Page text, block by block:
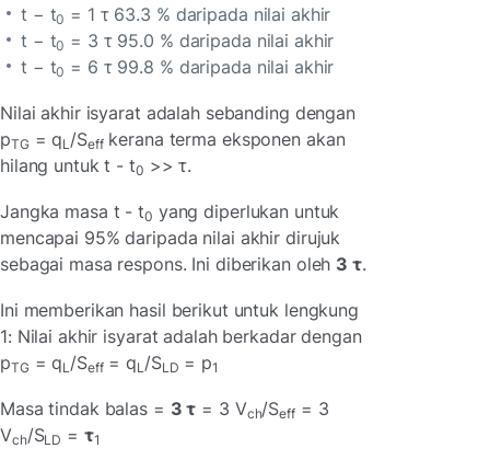
t − t0 = 1 τ 63.3 % daripada nilai akhir
t − t0 = 3 τ 95.0 % daripada nilai akhir
t − t0 = 6 τ 99.8 % daripada nilai akhir
Nilai akhir isyarat adalah sebanding dengan
pTG= qL/Seffkerana terma eksponen akan
hilang untuk t - t0 >> τ.
Jangka masa t - t0 yang diperlukan untuk
mencapai 95% daripada nilai akhir dirujuk
sebagai masa respons. Ini diberikan oleh 3 τ.
Ini memberikan hasil berikut untuk lengkung
1: Nilai akhir isyarat adalah berkadar dengan
pTG= qL/Seff= qL/SLD = p1
Masa tindak balas = 3 τ = 3 Vch/Seff= 3
Vch/SLD = τ1